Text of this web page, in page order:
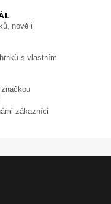
nově i
s vlastním
zákazníci